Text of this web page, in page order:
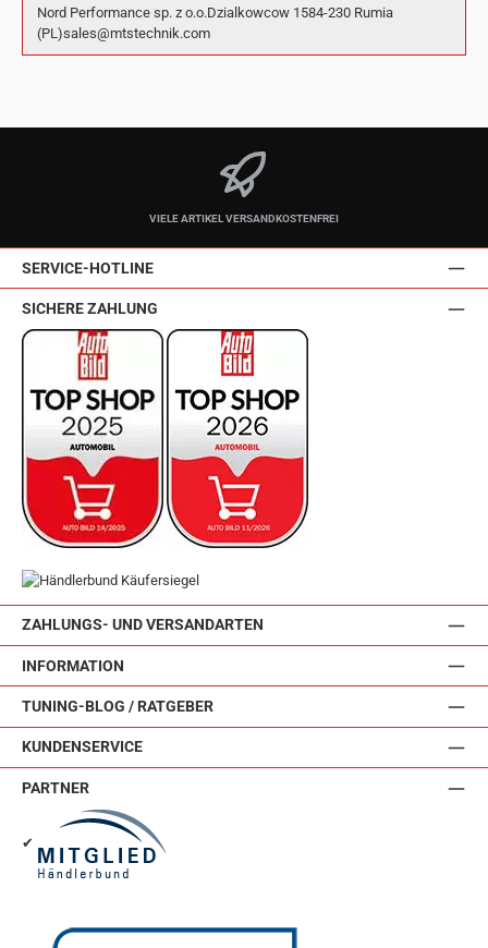
Nord Performance sp. z o.o.Dzialkowcow 1584-230 Rumia
(PL)sales@mtstechnik.com
VIELE ARTIKEL VERSANDKOSTENFREI
SERVICE-HOTLINE
ZAHLUNGS- UND VERSANDARTEN
INFORMATION
TUNING-BLOG / RATGEBER
KUNDENSERVICE
SICHERE ZAHLUNG
PARTNER
✔